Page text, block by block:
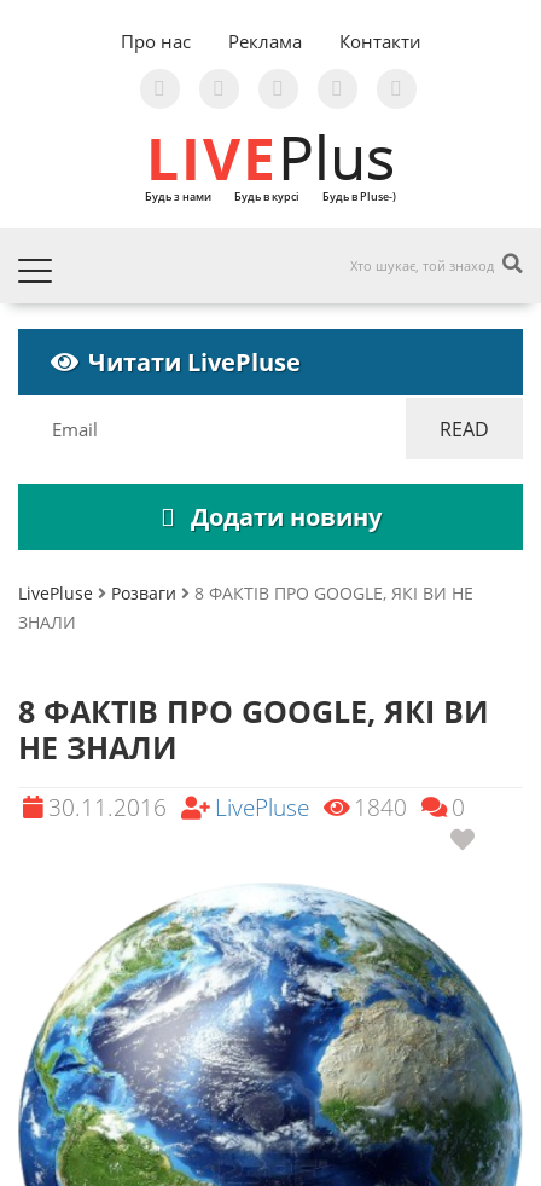
Про нас Реклама Контакти
LIVEPlus
Будь з нами Будь в курсі Будь в Pluse-)
Читати LivePluse
Додати новину
LivePluse Розваги
8 ФАКТІВ ПРО GOOGLE, ЯКІ ВИ НЕ
ЗНАЛИ
8 ФАКТІВ ПРО GOOGLE, ЯКІ ВИ
НЕ ЗНАЛИ
30.11.2016 LivePluse 1840 0